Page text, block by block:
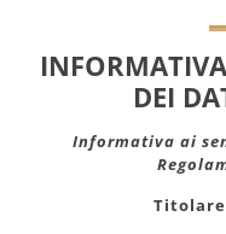
DEI
Informativa ai